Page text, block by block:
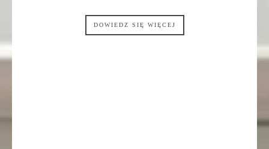
DOWIEDZ SIĘ WIĘCEJ